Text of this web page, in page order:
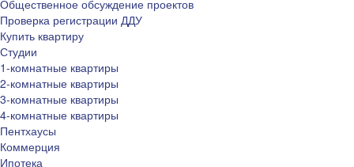
Общественное обсуждение проектов
Проверка регистрации ДДУ
Купить квартиру
Студии
1-комнатные квартиры
2-комнатные квартиры
3-комнатные квартиры
4-комнатные квартиры
Пентхаусы
Коммерция
Ипотека